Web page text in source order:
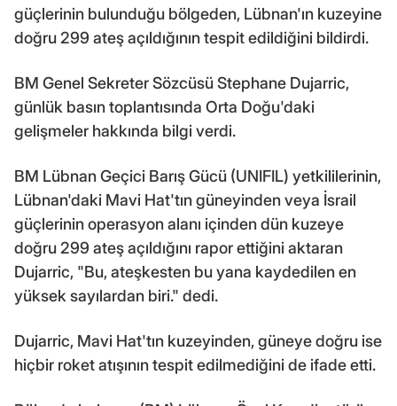
güçlerinin bulunduğu bölgeden, Lübnan'ın kuzeyine
doğru 299 ateş açıldığının tespit edildiğini bildirdi.
BM Genel Sekreter Sözcüsü Stephane Dujarric,
günlük basın toplantısında Orta Doğu'daki
gelişmeler hakkında bilgi verdi.
BM Lübnan Geçici Barış Gücü (UNIFIL) yetkililerinin,
Lübnan'daki Mavi Hat'tın güneyinden veya İsrail
güçlerinin operasyon alanı içinden dün kuzeye
doğru 299 ateş açıldığını rapor ettiğini aktaran
Dujarric, "Bu, ateşkesten bu yana kaydedilen en
yüksek sayılardan biri." dedi.
Dujarric, Mavi Hat'tın kuzeyinden, güneye doğru ise
hiçbir roket atışının tespit edilmediğini de ifade etti.